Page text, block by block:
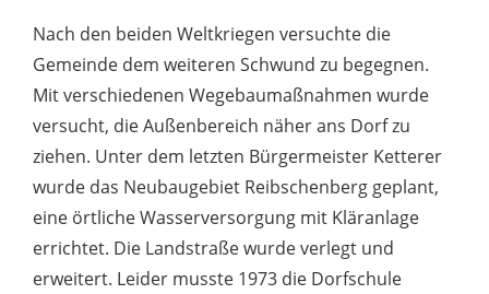
Nach den beiden Weltkriegen versuchte die
Gemeinde dem weiteren Schwund zu begegnen.
Mit verschiedenen Wegebaumaßnahmen wurde
versucht, die Außenbereich näher ans Dorf zu
ziehen. Unter dem letzten Bürgermeister Ketterer
wurde das Neubaugebiet Reibschenberg geplant,
eine örtliche Wasserversorgung mit Kläranlage
errichtet. Die Landstraße wurde verlegt und
erweitert. Leider musste 1973 die Dorfschule